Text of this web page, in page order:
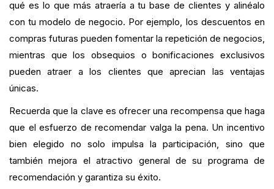
qué es lo que más atraería a tu base de clientes y alinéalo
con tu modelo de negocio. Por ejemplo, los descuentos en
compras futuras pueden fomentar la repetición de negocios,
mientras que los obsequios o bonificaciones exclusivos
pueden atraer a los clientes que aprecian las ventajas
únicas.
Recuerda que la clave es ofrecer una recompensa que haga
que el esfuerzo de recomendar valga la pena. Un incentivo
bien elegido no solo impulsa la participación, sino que
también mejora el atractivo general de su programa de
recomendación y garantiza su éxito.